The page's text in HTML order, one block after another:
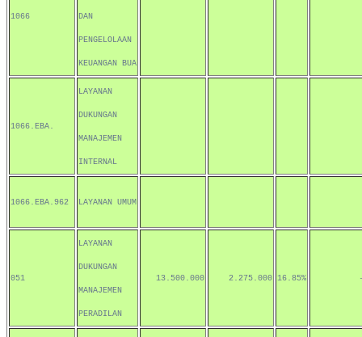
1066 DAN
PENGELOLAAN
KEUANGAN BUA
1066.EBA.
LAYANAN
DUKUNGAN
MANAJEMEN
INTERNAL
1066.EBA.962 LAYANAN UMUM
051
LAYANAN
DUKUNGAN
MANAJEMEN
PERADILAN
13.500.000 2.275.000 16.85%